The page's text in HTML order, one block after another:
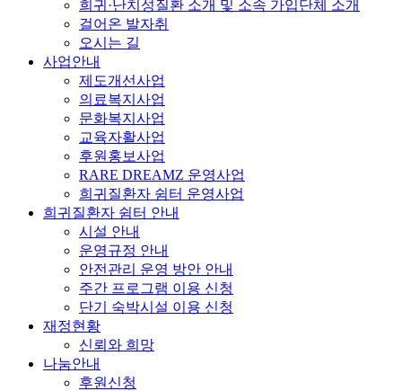
희귀·난치성질환 소개 및 소속 가입단체 소개
걸어온 발자취
오시는 길
사업안내
제도개선사업
의료복지사업
문화복지사업
교육자활사업
후원홍보사업
RARE DREAMZ 운영사업
희귀질환자 쉼터 운영사업
희귀질환자 쉼터 안내
시설 안내
운영규정 안내
안전관리 운영 방안 안내
주간 프로그램 이용 신청
단기 숙박시설 이용 신청
재정현황
신뢰와 희망
나눔안내
후원신청